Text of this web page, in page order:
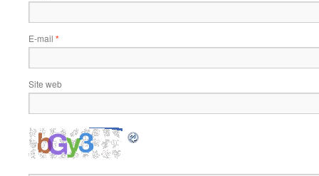
E-mail *
Site web